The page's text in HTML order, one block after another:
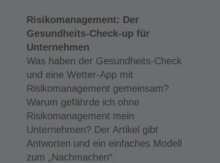
Risikomanagement: Der
Gesundheits-Check-up für
Unternehmen
Was haben der Gesundheits-Check
und eine Wetter-App mit
Risikomanagement gemeinsam?
Warum gefährde ich ohne
Risikomanagement mein
Unternehmen? Der Artikel gibt
Antworten und ein einfaches Modell
zum „Nachmachen“.